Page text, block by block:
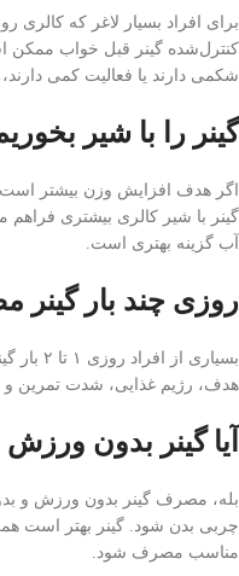
برای افراد بسیار لاغر که کالری
کنترل‌شده گینر قبل خواب ممکن
شکمی دارند یا فعالیت کمی
گینر را با شیر
اگر هدف افزایش وزن بیشتر
گینر با شیر کالری بیشتری
آب گزینه بهتری است.
روزی چند بار گینر
بسیاری
هدف، رژیم غذایی، شدت تمرین و
آیا گینر بدون
بله، مصرف گینر بدون ورزش و
چربی بدن شود. گینر بهتر است
مناسب مصرف شود.